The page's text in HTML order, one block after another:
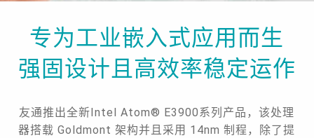
专为工业嵌入式应用而生
强固设计且高效率稳定运作
友通推出全新Intel Atom® E3900系列产品，该处理
器搭载 Goldmont 架构并且采用 14nm 制程，除了提